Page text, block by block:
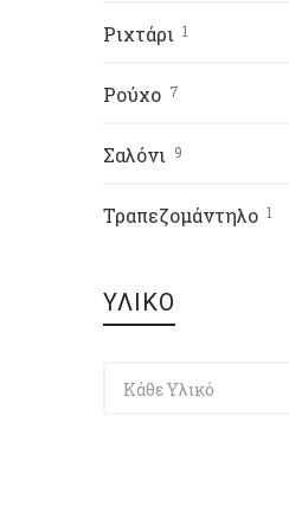
Ριχτάρι 1
Ρούχο 7
Σαλόνι 9
Τραπεζομάντηλο 1
ΥΛΙΚΟ
Κάθε Υλικό